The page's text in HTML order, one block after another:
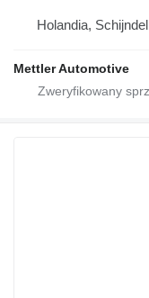
Holandia, Schijndel
Mettler Automotive